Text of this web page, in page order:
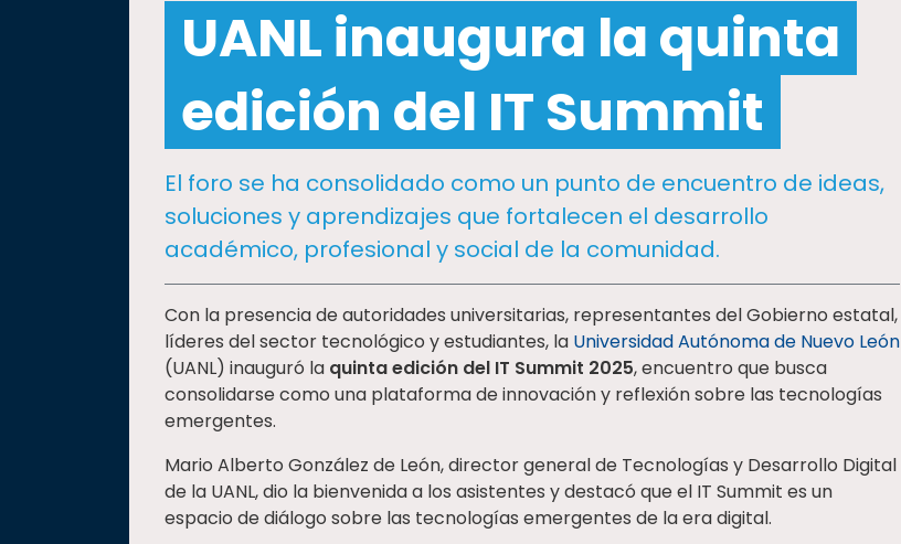
Internacionalización
UANL inaugura la quinta
edición del IT Summit
El foro se ha consolidado como un punto de encuentro de ideas,
soluciones y aprendizajes que fortalecen el desarrollo
académico, profesional y social de la comunidad.
Con la presencia de autoridades universitarias, representantes del Gobierno estatal,
líderes del sector tecnológico y estudiantes, la Universidad Autónoma de Nuevo León
(UANL) inauguró la quinta edición del IT Summit 2025, encuentro que busca
consolidarse como una plataforma de innovación y reflexión sobre las tecnologías
emergentes.
Mario Alberto González de León, director general de Tecnologías y Desarrollo Digital
de la UANL, dio la bienvenida a los asistentes y destacó que el IT Summit es un
espacio de diálogo sobre las tecnologías emergentes de la era digital.